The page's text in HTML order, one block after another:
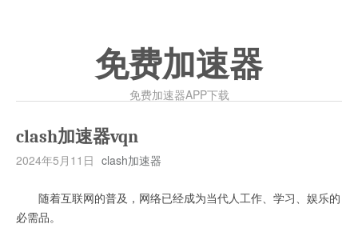
免费加速器
免费加速器APP下载
clash加速器vqn
2024年5月11日 clash加速器
随着互联网的普及，网络已经成为当代人工作、学习、娱乐的
必需品。